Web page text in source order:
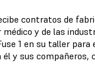
contratos de
y de las
1 en su taller
y sus compañeros,